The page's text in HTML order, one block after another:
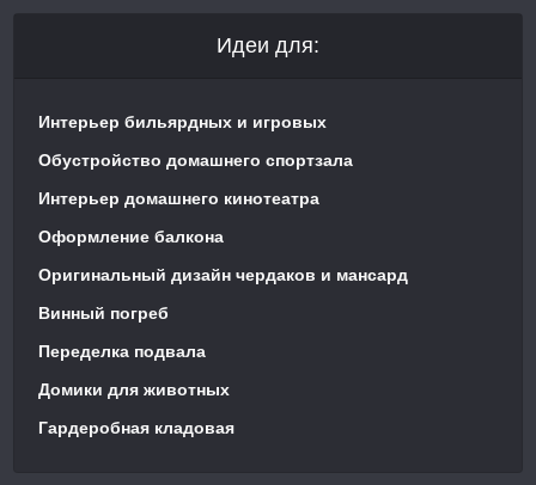
Идеи для:
Интерьер бильярдных и игровых
Обустройство домашнего спортзала
Интерьер домашнего кинотеатра
Оформление балкона
Оригинальный дизайн чердаков и мансард
Винный погреб
Переделка подвала
Домики для животных
Гардеробная кладовая